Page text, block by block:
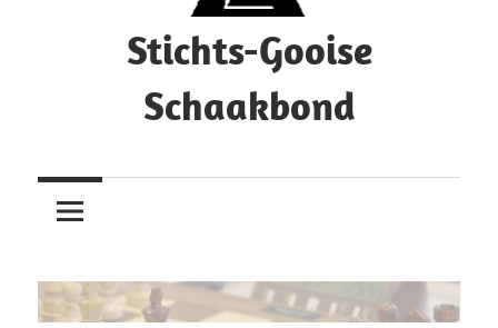
Stichts-Gooise
Schaakbond